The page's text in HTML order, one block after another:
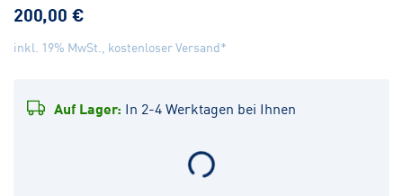
200,00 €
inkl. 19% MwSt., kostenloser Versand*
Auf Lager: In 2-4 Werktagen bei Ihnen